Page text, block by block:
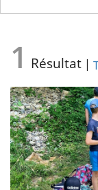
vit dehors, où
Avec Club Aladin, l
hauteur d’enfant,
fascination pour
Offrez à votre
1 Résultat |